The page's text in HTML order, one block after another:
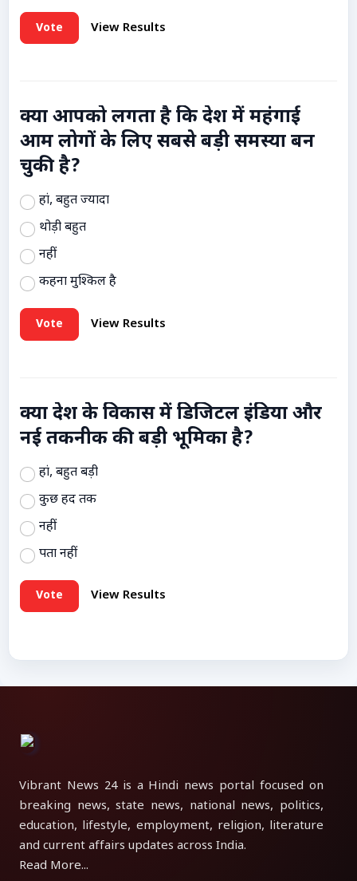
Vote View Results
क्या आपको लगता है कि देश में महंगाई
आम लोगों के लिए सबसे बड़ी समस्या बन
चुकी है?
हां, बहुत ज्यादा
थोड़ी बहुत
नहीं
कहना मुश्किल है
Vote View Results
क्या देश के विकास में डिजिटल इंडिया और
नई तकनीक की बड़ी भूमिका है?
हां, बहुत बड़ी
कुछ हद तक
नहीं
पता नहीं
Vote View Results
Vibrant News 24 is a Hindi news portal focused on
breaking news, state news, national news, politics,
education, lifestyle, employment, religion, literature
and current affairs updates across India.
Read More...